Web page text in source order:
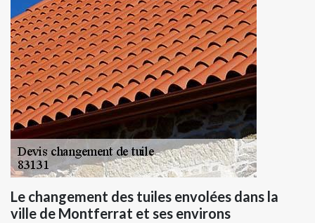
Le changement des tuiles envolées dans la
ville de Montferrat et ses environs